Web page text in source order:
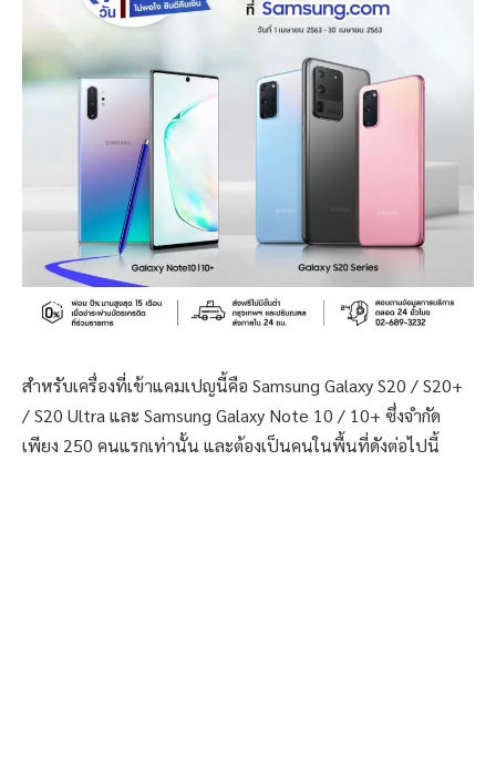
สำหรับเครื่องที่เข้าแคมเปญนี้คือ Samsung Galaxy S20 / S20+
/ S20 Ultra และ Samsung Galaxy Note 10 / 10+ ซึ่งจำกัด
เพียง 250 คนแรกเท่านั้น และต้องเป็นคนในพื้นที่ดังต่อไปนี้